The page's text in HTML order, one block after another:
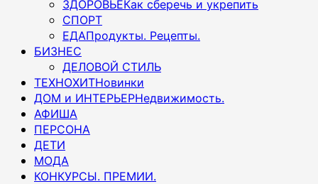
ЗДОРОВЬЕКак сберечь и укрепить
СПОРТ
ЕДАПродукты. Рецепты.
БИЗНЕС
ДЕЛОВОЙ СТИЛЬ
ТЕХНОХИТНовинки
ДОМ и ИНТЕРЬЕРНедвижимость.
АФИША
ПЕРСОНА
ДЕТИ
МОДА
КОНКУРСЫ. ПРЕМИИ.